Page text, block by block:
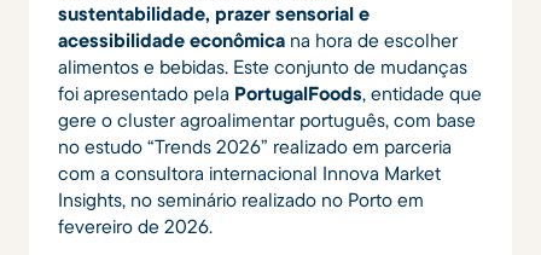
sustentabilidade, prazer sensorial e
acessibilidade econômica na hora de escolher
alimentos e bebidas. Este conjunto de mudanças
foi apresentado pela PortugalFoods, entidade que
gere o cluster agroalimentar português, com base
no estudo “Trends 2026” realizado em parceria
com a consultora internacional Innova Market
Insights, no seminário realizado no Porto em
fevereiro de 2026.